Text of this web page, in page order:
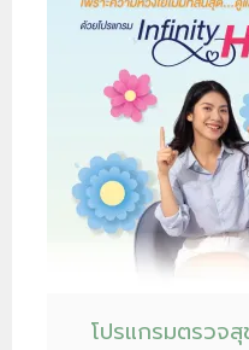
โปรแกรมตรวจ